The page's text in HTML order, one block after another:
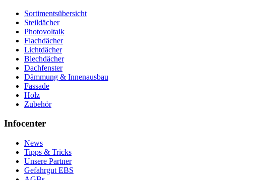
Sortimentsübersicht
Steildächer
Photovoltaik
Flachdächer
Lichtdächer
Blechdächer
Dachfenster
Dämmung & Innenausbau
Fassade
Holz
Zubehör
Infocenter
News
Tipps & Tricks
Unsere Partner
Gefahrgut EBS